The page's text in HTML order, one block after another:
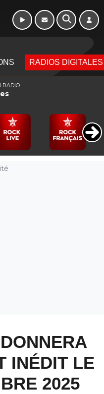
RADIOS DIGITALES
INÉDIT LE
2025
RADIO